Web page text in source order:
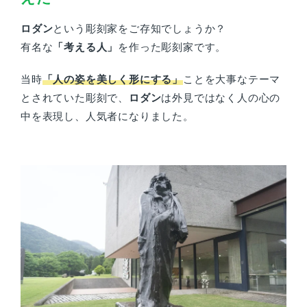
ロダンという彫刻家をご存知でしょうか？
有名な 「考える人」 を作った彫刻家です。
当時「人の姿を美しく形にする」ことを大事なテーマ
とされていた彫刻で、
ロダンは外見ではなく人の心の
中を表現し、人気者になりました。